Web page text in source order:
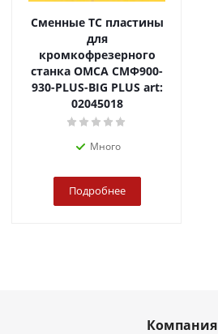
Сменные ТС пластины
для
кромкофрезерного
станка OMCA СМФ900-
930-PLUS-BIG PLUS art:
02045018
Много
Подробнее
Компания